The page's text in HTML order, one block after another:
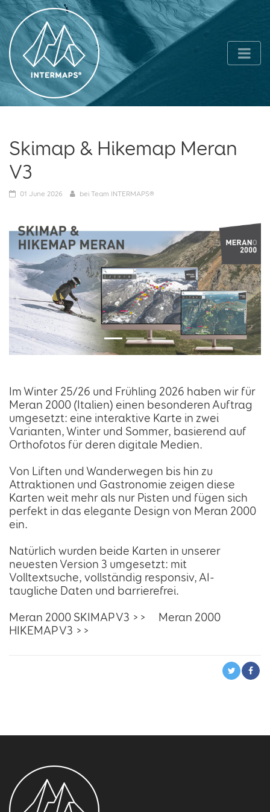
Skimap & Hikemap Meran
V3
01 June 2026 bei Team INTERMAPS®
Im Winter 25/26 und Frühling 2026 haben wir für
Meran 2000 (Italien) einen besonderen Auftrag
umgesetzt: eine interaktive Karte in zwei
Varianten, Winter und Sommer, basierend auf
Orthofotos für deren digitale Medien.
Von Liften und Wanderwegen bis hin zu
Attraktionen und Gastronomie zeigen diese
Karten weit mehr als nur Pisten und fügen sich
perfekt in das elegante Design von Meran 2000
ein.
Natürlich wurden beide Karten in unserer
neuesten Version 3 umgesetzt: mit
Volltextsuche, vollständig responsiv, AI-
taugliche Daten und barrierefrei.
Meran 2000 SKIMAP V3 >>
Meran 2000
HIKEMAP V3 >>